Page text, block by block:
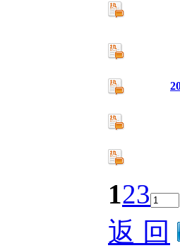
感谢湘成置
感
123
返 回